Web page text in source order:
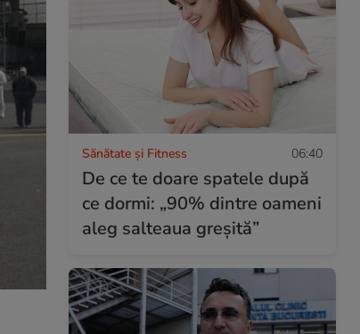
Sănătate și Fitness 06:40
De ce te doare spatele după
ce dormi: „90% dintre oameni
aleg salteaua greșită”